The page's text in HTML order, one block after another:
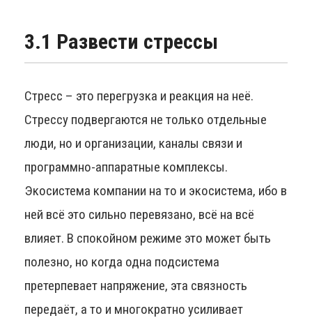
3.1 Развести стрессы
Стресс – это перегрузка и реакция на неё.
Стрессу подвергаются не только отдельные
люди, но и организации, каналы связи и
программно-аппаратные комплексы.
Экосистема компании на то и экосистема, ибо в
ней всё это сильно перевязано, всё на всё
влияет. В спокойном режиме это может быть
полезно, но когда одна подсистема
претерпевает напряжение, эта связность
передаёт, а то и многократно усиливает